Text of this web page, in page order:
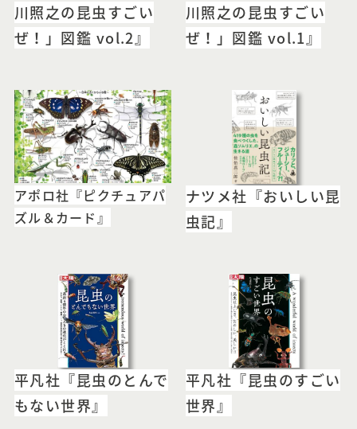
川照之の昆虫すごい
ぜ！」図鑑 vol.2』
川照之の昆虫すごい
ぜ！」図鑑 vol.1』
アポロ社『ピクチュアパ
ズル＆カード』
ナツメ社『おいしい昆
虫記』
平凡社『昆虫のとんで
もない世界』
平凡社『昆虫のすごい
世界』